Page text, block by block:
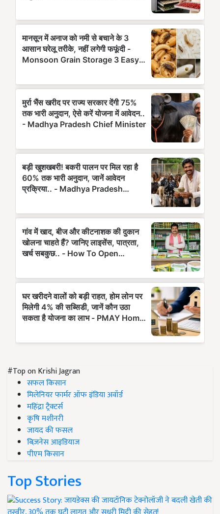
#Top on Krishi Jagran
सफल किसान
मिलेनियर फार्मर ऑफ इंडिया अवॉर्ड
महिंद्रा ट्रैक्टर्स
कृषि मशीनरी
जायद की फसल
बिज़नेस आइडियाज
पीएम किसान
Top Stories